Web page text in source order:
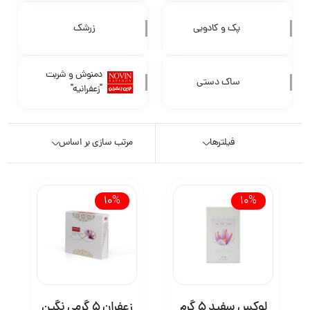
پک و کادویی زرشک
ساک دستی
دمنوش و شربت
"زعفرانیه"
فیلترها مرتب سازی بر اساس
10%
10%